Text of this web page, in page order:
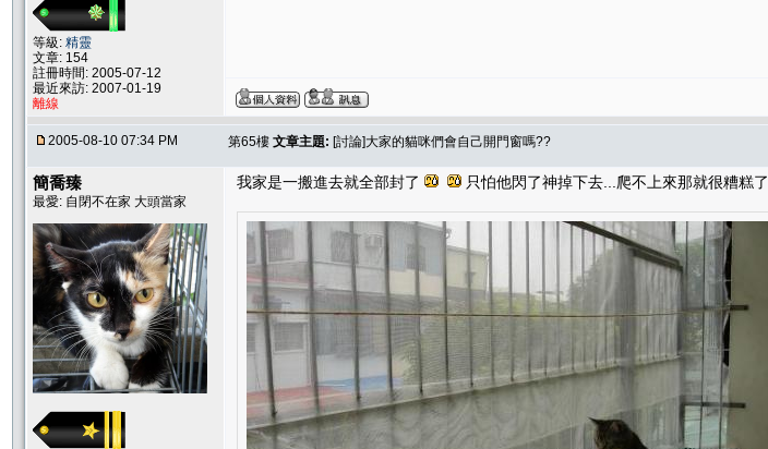
等級: 精靈
文章: 154
註冊時間: 2005-07-12
最近來訪: 2007-01-19
離線
2005-08-10 07:34 PM 第65樓 文章主題: [討論]大家的貓咪們會自己開門窗嗎??
簡喬臻
最愛: 自閉不在家 大頭當家
我家是一搬進去就全部封了 只怕他閃了神掉下去...爬不上來那就很糟糕了